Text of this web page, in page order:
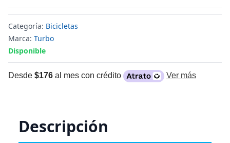
Categoría: Bicicletas
Marca: Turbo
Disponible
Desde $176 al mes con crédito Ver más
Descripción